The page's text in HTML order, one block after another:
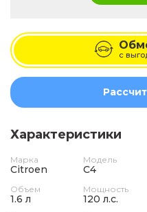
с
Характеристики
Марка
Citroen
Модель
C4
Объем
1.6 л
Мощность
120 л.с.